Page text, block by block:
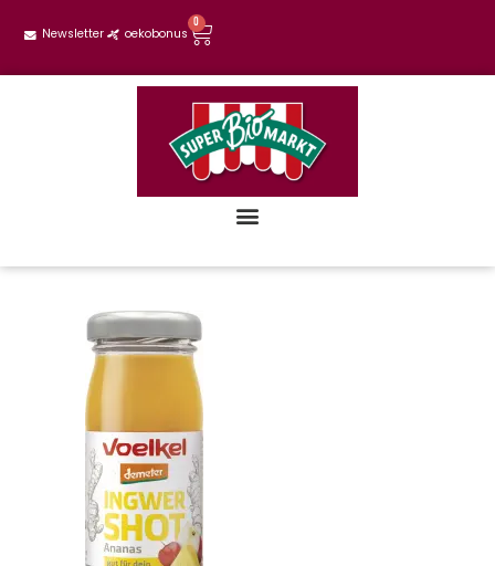
Newsletter oekobonus
0